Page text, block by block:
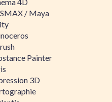
/ Maya
Painter
3D